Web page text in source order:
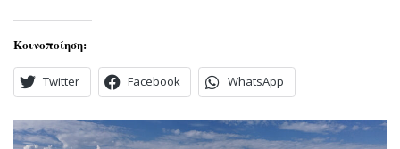
Κοινοποίηση:
Twitter Facebook WhatsApp